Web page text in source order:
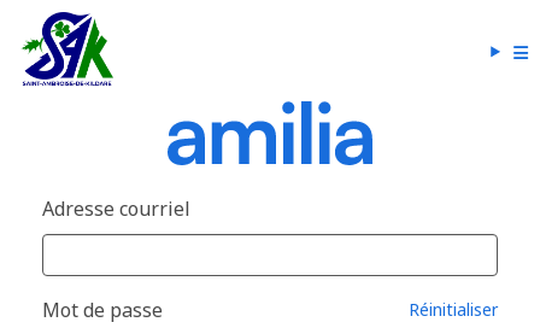
Adresse courriel
Mot de passe Réinitialiser